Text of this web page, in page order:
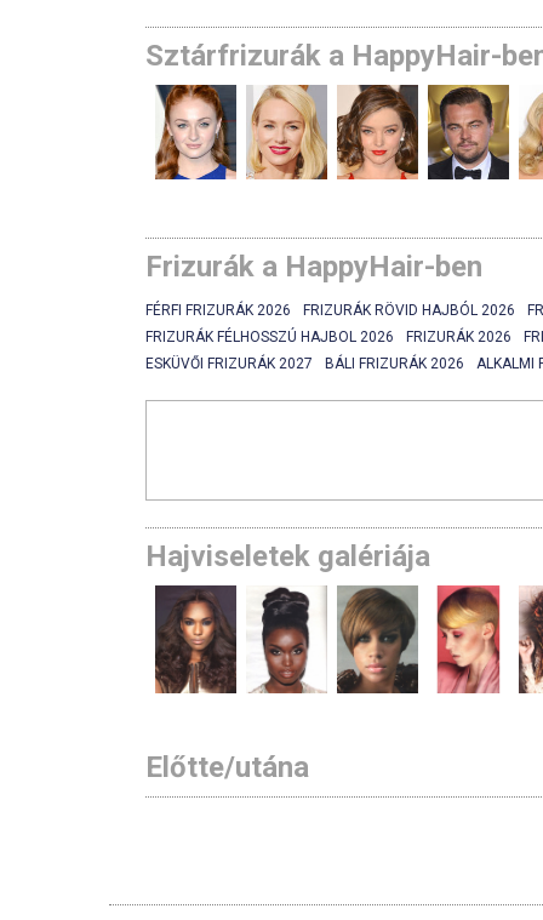
Sztárfrizurák a HappyHair-
Frizurák a HappyHair-ben
FÉRFI FRIZURÁK 2026 FRIZURÁK RÖVID HAJBÓL 2026
FRIZURÁK FÉLHOSSZÚ HAJBOL 2026
FRIZURÁK 2026
ESKÜVŐI FRIZURÁK 2027
BÁLI FRIZURÁK 2026 ALKALMI
Hajviseletek galériája
Előtte/utána